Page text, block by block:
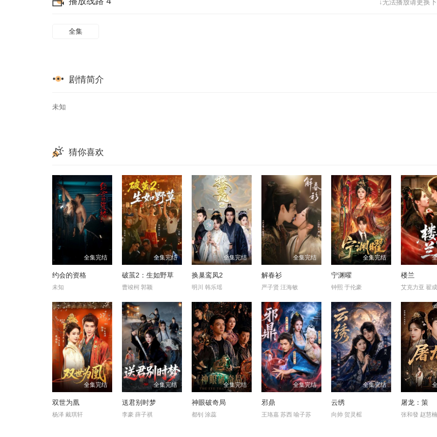
↓无法播放请更换
全集
剧情简介
未知
猜你喜欢
全集完结
约会的资格
未知
全集完结
破茧2：生如野草
曹竣柯 郭颖
全集完结
换巢鸾凤2
明川 韩乐瑶
全集完结
解春衫
严子贤 汪海敏
全集完结
宁渊曜
钟熙 于伦豪
楼兰
艾克力亚 翟
全集完结
双世为凰
杨泽 戴琪轩
全集完结
送君别时梦
李豪 薛子祺
全集完结
神眼破奇局
都钊 涂蕊
全集完结
邪鼎
王珞嘉 苏西 喻子苏
全集完结
云绣
向帅 贺灵榣
屠龙：策
张和發 赵慧楠